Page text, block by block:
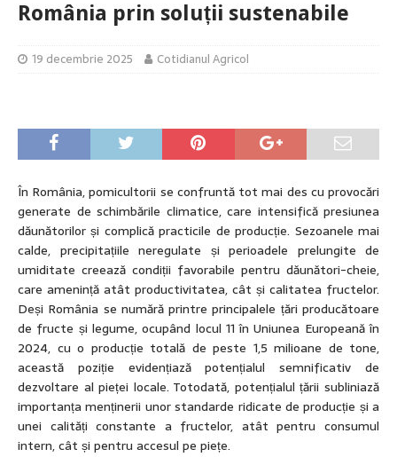
România prin soluții sustenabile
19 decembrie 2025 Cotidianul Agricol
În România, pomicultorii se confruntă tot mai des cu provocări
generate de schimbările climatice, care intensifică presiunea
dăunătorilor și complică practicile de producție. Sezoanele mai
calde, precipitațiile neregulate și perioadele prelungite de
umiditate creează condiții favorabile pentru dăunători-cheie,
care amenință atât productivitatea, cât și calitatea fructelor.
Deși România se numără printre principalele țări producătoare
de fructe și legume, ocupând locul 11 în Uniunea Europeană în
2024, cu o producție totală de peste 1,5 milioane de tone,
această poziție evidențiază potențialul semnificativ de
dezvoltare al pieței locale. Totodată, potențialul țării subliniază
importanța menținerii unor standarde ridicate de producție și a
unei calități constante a fructelor, atât pentru consumul
intern, cât și pentru accesul pe piețe.